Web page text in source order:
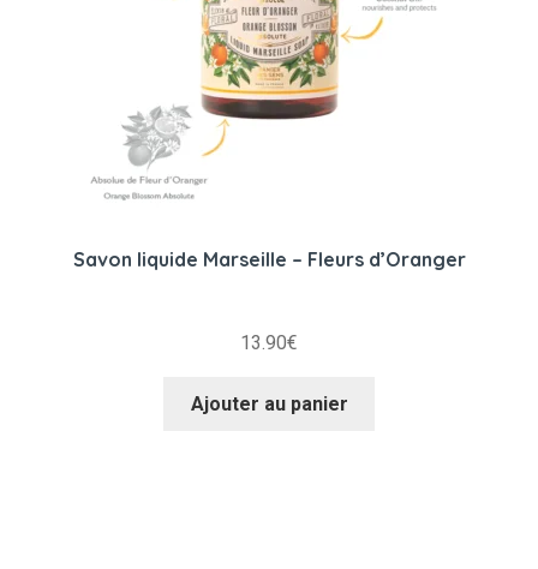
Savon liquide Marseille – Fleurs d’Oranger
13.90€
Ajouter au panier